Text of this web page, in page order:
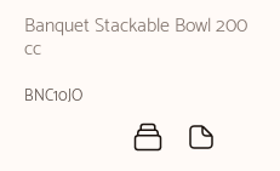
Banquet Stackable Bowl 200
cc
BNC10JO